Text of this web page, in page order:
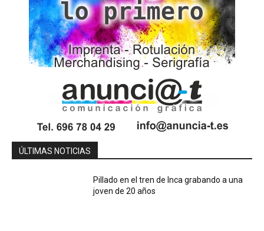
ÚLTIMAS NOTICIAS
Pillado en el tren de Inca grabando a una
joven de 20 años